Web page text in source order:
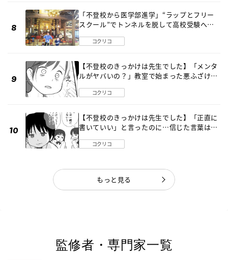
「不登校から医学部進学」“ラップとフリー
スクール”でトンネルを脱して高校受験へ
コクリコ
【不登校のきっかけは先生でした】「メンタ
ルがヤバいの？」教室で始まった悪ふざけ
コクリコ
【不登校のきっかけは先生でした】「正直に
書いていい」と言ったのに…信じた言葉は噓
コクリコ
もっと見る
監修者・専門家一覧